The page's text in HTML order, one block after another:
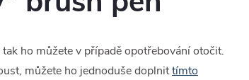
ho můžete v případě opotřebování otočit.
můžete ho jednoduše doplnittímto